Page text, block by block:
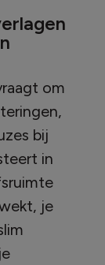
om
bij
in
je